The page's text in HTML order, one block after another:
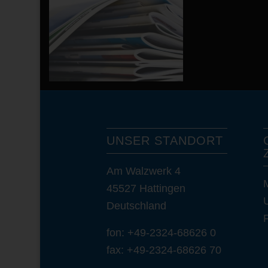
UNSER STANDORT
Am Walzwerk 4
45527 Hattingen
Deutschland
fon: +49-2324-68626 0
fax: +49-2324-68626 70